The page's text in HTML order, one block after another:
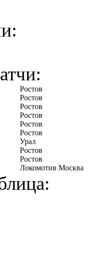
Ростов
Ростов
Ростов
Ростов
Ростов
Ростов
Урал
Ростов
Ростов
Локомотив Москва